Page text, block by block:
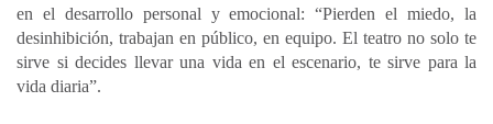
en el desarrollo personal y emocional: “Pierden el miedo, la
desinhibición, trabajan en público, en equipo. El teatro no solo te
sirve si decides llevar una vida en el escenario, te sirve para la
vida diaria”.